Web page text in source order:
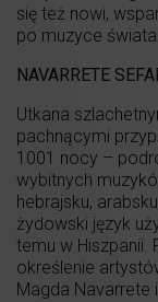
się też nowi,
po muzyce świata.
NAVARRETE
Utkana
pachnącymi
1001 nocy –
wybitnych
hebrajsku,
żydowski język
temu w Hiszpanii.
określenie
Magda Navarrete